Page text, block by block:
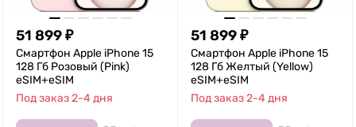
51 899₽
Смартфон Apple iPhone 15
128 Гб Розовый (Pink)
eSIM+eSIM
Под заказ 2-4 дня
51 899₽
Смартфон Apple iPhone 15
128 Гб Желтый (Yellow)
eSIM+eSIM
Под заказ 2-4 дня